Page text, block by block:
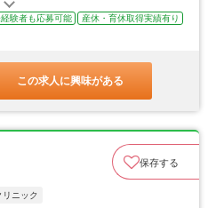
験者も応募可能
産休・育休取得実績有り
この求人に興味がある
保存する
ニック